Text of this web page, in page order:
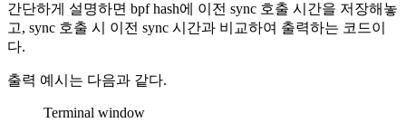
간단하게 설명하면 bpf hash에 이전 sync 호출 시간을 저장해놓
고, sync 호출 시 이전 sync 시간과 비교하여 출력하는 코드이
다.
출력 예시는 다음과 같다.
Terminal window